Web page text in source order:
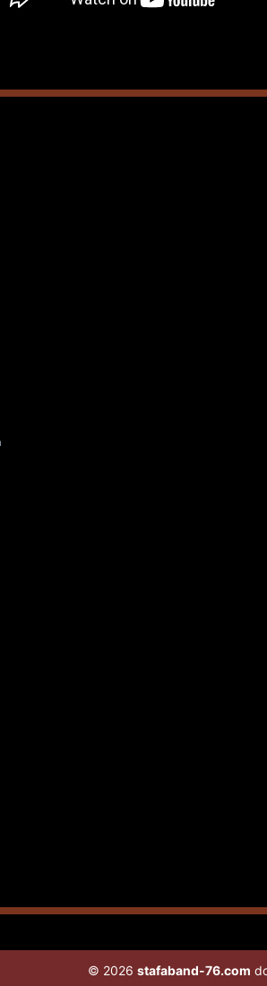
© 2026 stafaband-76.com